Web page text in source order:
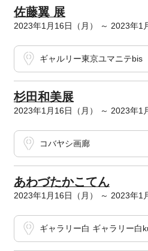
佐藤翼 展
2023年1月16日（月） ～ 2023年1
ギャルリー東京ユマニテbis
杉田和美展
2023年1月16日（月） ～ 2023年1
コバヤシ画廊
あわづたかこてん
2023年1月16日（月） ～ 2023年1
ギャラリー白 ギャラリー白